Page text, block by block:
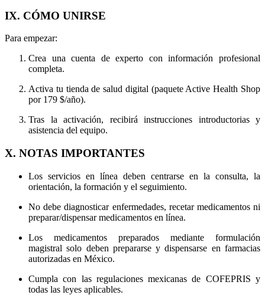
IX. CÓMO UNIRSE
Para empezar:
Crea una cuenta de experto con información profesional
completa.
Activa tu tienda de salud digital (paquete Active Health Shop
por 179 $/año).
Tras la activación, recibirá instrucciones introductorias y
asistencia del equipo.
X. NOTAS IMPORTANTES
Los servicios en línea deben centrarse en la consulta, la
orientación, la formación y el seguimiento.
No debe diagnosticar enfermedades, recetar medicamentos ni
preparar/dispensar medicamentos en línea.
Los medicamentos preparados mediante formulación
magistral solo deben prepararse y dispensarse en farmacias
autorizadas en México.
Cumpla con las regulaciones mexicanas de COFEPRIS y
todas las leyes aplicables.